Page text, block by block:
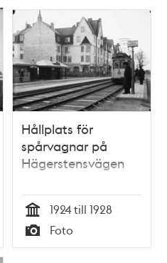
Hållplats för
spårvagnar på
Hägerstensvägen
Tid
1924 till 1928
Typ
Foto